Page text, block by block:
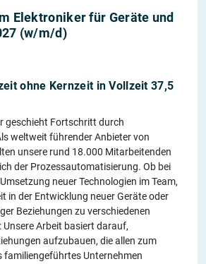
Elektroniker für Geräte und
(w/m/d)
ohne Kernzeit in Vollzeit 37,5
geschieht Fortschritt durch
weltweit führender Anbieter von
unsere rund 18.000 Mitarbeitenden
der Prozessautomatisierung. Ob bei
neuer Technologien im Team,
in der Entwicklung neuer Geräte oder
Beziehungen zu verschiedenen
Arbeit basiert darauf,
aufzubauen, die allen zum
familiengeführtes Unternehmen